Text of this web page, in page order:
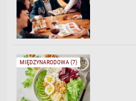
MIĘDZYNARODOWA (7)